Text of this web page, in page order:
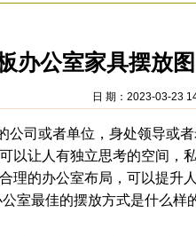
办公室家具摆放
日 期：2023-03-23
司或者单位，身处领导或者
以让人有独立思考的空间，
理的办公室布局，可以提升
室最佳的摆放方式是什么样